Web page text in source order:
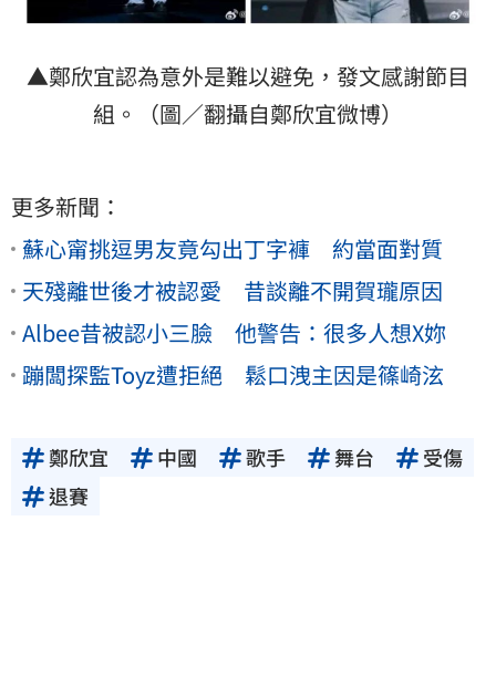
▲鄭欣宜認為意外是難以避免，發文感謝節目
組。（圖／翻攝自鄭欣宜微博）
更多新聞：
蘇心甯挑逗男友竟勾出丁字褲 約當面對質
天殘離世後才被認愛 昔談離不開賀瓏原因
Albee昔被認小三臉 他警告：很多人想X妳
蹦闆探監Toyz遭拒絕 鬆口洩主因是篠崎泫
鄭欣宜 中國 歌手 舞台
受傷
退賽